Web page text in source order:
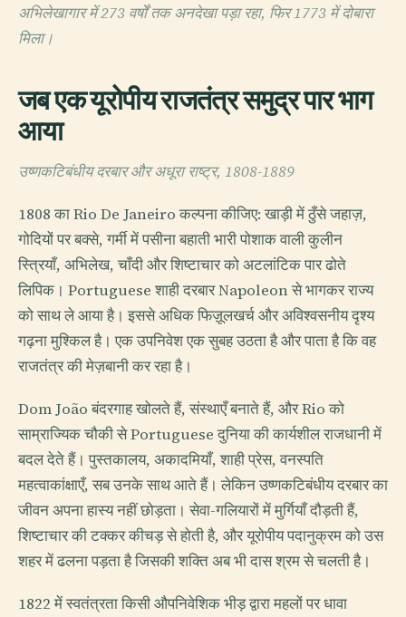
अभिलेखागार में 273 वर्षों तक अनदेखा पड़ा रहा, फिर 1773 में दोबारा
मिला।
जब एक यूरोपीय राजतंत्र समुद्र पार भाग
आया
उष्णकटिबंधीय दरबार और अधूरा राष्ट्र, 1808-1889
1808 का Rio De Janeiro कल्पना कीजिए: खाड़ी में ठुँसे जहाज़,
गोदियों पर बक्से, गर्मी में पसीना बहाती भारी पोशाक वाली कुलीन
स्त्रियाँ, अभिलेख, चाँदी और शिष्टाचार को अटलांटिक पार ढोते
लिपिक। Portuguese शाही दरबार Napoleon से भागकर राज्य
को साथ ले आया है। इससे अधिक फिज़ूलखर्च और अविश्वसनीय दृश्य
गढ़ना मुश्किल है। एक उपनिवेश एक सुबह उठता है और पाता है कि वह
राजतंत्र की मेज़बानी कर रहा है।
Dom João बंदरगाह खोलते हैं, संस्थाएँ बनाते हैं, और Rio को
साम्राज्यिक चौकी से Portuguese दुनिया की कार्यशील राजधानी में
बदल देते हैं। पुस्तकालय, अकादमियाँ, शाही प्रेस, वनस्पति
महत्वाकांक्षाएँ, सब उनके साथ आते हैं। लेकिन उष्णकटिबंधीय दरबार का
जीवन अपना हास्य नहीं छोड़ता। सेवा-गलियारों में मुर्गियाँ दौड़ती हैं,
शिष्टाचार की टक्कर कीचड़ से होती है, और यूरोपीय पदानुक्रम को उस
शहर में ढलना पड़ता है जिसकी शक्ति अब भी दास श्रम से चलती है।
1822 में स्वतंत्रता किसी औपनिवेशिक भीड़ द्वारा महलों पर धावा